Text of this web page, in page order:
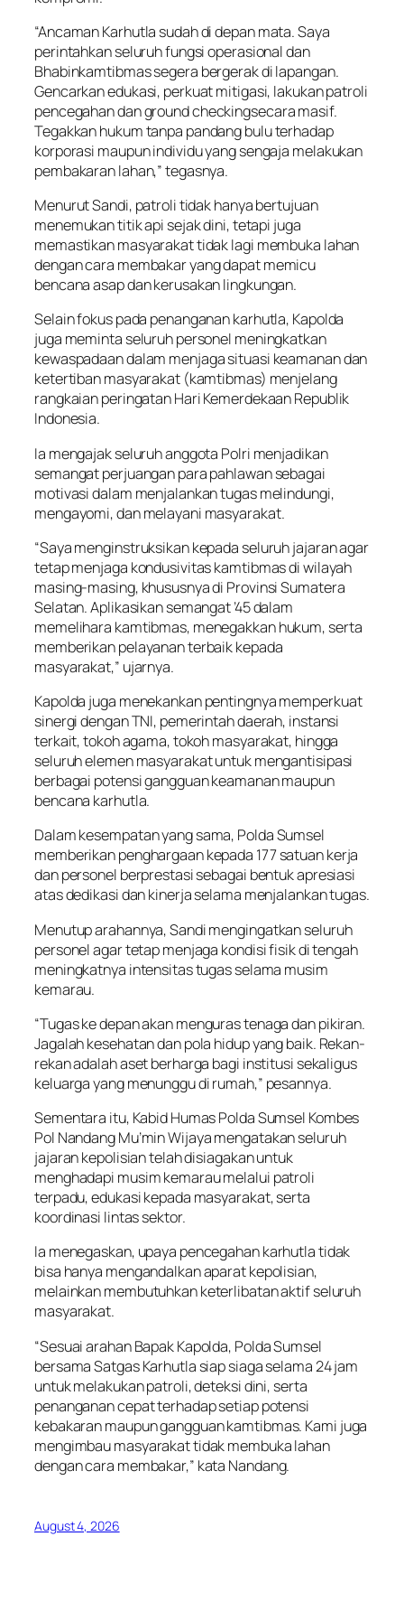
“Ancaman Karhutla sudah di depan mata. Saya
perintahkan seluruh fungsi operasional dan
Bhabinkamtibmas segera bergerak di lapangan.
Gencarkan edukasi, perkuat mitigasi, lakukan patroli
pencegahan danground checkingsecara masif.
Tegakkan hukum tanpa pandang bulu terhadap
korporasi maupun individu yang sengaja melakukan
pembakaran lahan,” tegasnya.
Menurut Sandi, patroli tidak hanya bertujuan
menemukan titik api sejak dini, tetapi juga
memastikan masyarakat tidak lagi membuka lahan
dengan cara membakar yang dapat memicu
bencana asap dan kerusakan lingkungan.
Selain fokus pada penanganan karhutla, Kapolda
juga meminta seluruh personel meningkatkan
kewaspadaan dalam menjaga situasi keamanan dan
ketertiban masyarakat (kamtibmas) menjelang
rangkaian peringatan Hari Kemerdekaan Republik
Indonesia.
Ia mengajak seluruh anggota Polri menjadikan
semangat perjuangan para pahlawan sebagai
motivasi dalam menjalankan tugas melindungi,
mengayomi, dan melayani masyarakat.
“Saya menginstruksikan kepada seluruh jajaran agar
tetap menjaga kondusivitas kamtibmas di wilayah
masing-masing, khususnya di Provinsi Sumatera
Selatan. Aplikasikan semangat ’45 dalam
memelihara kamtibmas, menegakkan hukum, serta
memberikan pelayanan terbaik kepada
masyarakat,” ujarnya.
Kapolda juga menekankan pentingnya memperkuat
sinergi dengan TNI, pemerintah daerah, instansi
terkait, tokoh agama, tokoh masyarakat, hingga
seluruh elemen masyarakat untuk mengantisipasi
berbagai potensi gangguan keamanan maupun
bencana karhutla.
Dalam kesempatan yang sama, Polda Sumsel
memberikan penghargaan kepada 177 satuan kerja
dan personel berprestasi sebagai bentuk apresiasi
atas dedikasi dan kinerja selama menjalankan tugas.
Menutup arahannya, Sandi mengingatkan seluruh
personel agar tetap menjaga kondisi fisik di tengah
meningkatnya intensitas tugas selama musim
kemarau.
“Tugas ke depan akan menguras tenaga dan pikiran.
Jagalah kesehatan dan pola hidup yang baik. Rekan-
rekan adalah aset berharga bagi institusi sekaligus
keluarga yang menunggu di rumah,” pesannya.
Sementara itu, Kabid Humas Polda Sumsel Kombes
Pol Nandang Mu’min Wijaya mengatakan seluruh
jajaran kepolisian telah disiagakan untuk
menghadapi musim kemarau melalui patroli
terpadu, edukasi kepada masyarakat, serta
koordinasi lintas sektor.
Ia menegaskan, upaya pencegahan karhutla tidak
bisa hanya mengandalkan aparat kepolisian,
melainkan membutuhkan keterlibatan aktif seluruh
masyarakat.
“Sesuai arahan Bapak Kapolda, Polda Sumsel
bersama Satgas Karhutla siap siaga selama 24 jam
untuk melakukan patroli, deteksi dini, serta
penanganan cepat terhadap setiap potensi
kebakaran maupun gangguan kamtibmas. Kami juga
mengimbau masyarakat tidak membuka lahan
dengan cara membakar,” kata Nandang.
August 4, 2026